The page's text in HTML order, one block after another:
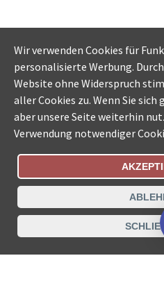
Bestellungsstatus
Datenschutz Impressum
Wir verwenden Cookies für
personalisierte Werbung.
Website ohne Widerspruch
aller Cookies zu. Wenn Sie sich
aber unsere Seite weiterhin
Verwendung notwendiger